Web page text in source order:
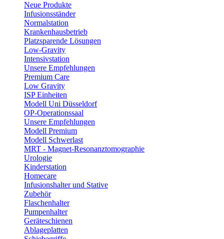
Neue Produkte
Infusionsständer
Normalstation
Krankenhausbetrieb
Platzsparende Lösungen
Low-Gravity
Intensivstation
Unsere Empfehlungen
Premium Care
Low Gravity
ISP Einheiten
Modell Uni Düsseldorf
OP-Operationssaal
Unsere Empfehlungen
Modell Premium
Modell Schwerlast
MRT - Magnet-Resonanztomographie
Urologie
Kinderstation
Homecare
Infusionshalter und Stative
Zubehör
Flaschenhalter
Pumpenhalter
Geräteschienen
Ablageplatten